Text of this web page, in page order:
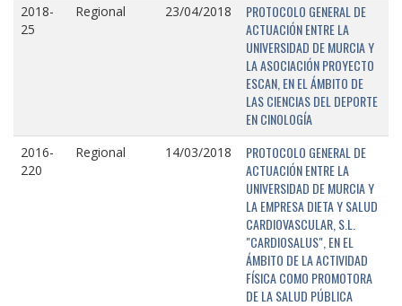
2018-
25
Regional 23/04/2018
PROTOCOLO GENERAL DE
ACTUACIÓN ENTRE LA
UNIVERSIDAD DE MURCIA Y
LA ASOCIACIÓN PROYECTO
ESCAN, EN EL ÁMBITO DE
LAS CIENCIAS DEL DEPORTE
EN CINOLOGÍA
2016-
220
Regional 14/03/2018
PROTOCOLO GENERAL DE
ACTUACIÓN ENTRE LA
UNIVERSIDAD DE MURCIA Y
LA EMPRESA DIETA Y SALUD
CARDIOVASCULAR, S.L.
"CARDIOSALUS", EN EL
ÁMBITO DE LA ACTIVIDAD
FÍSICA COMO PROMOTORA
DE LA SALUD PÚBLICA